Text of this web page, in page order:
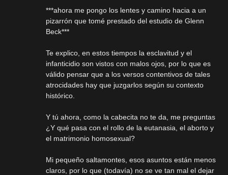
***ahora me pongo los lentes y camino hacia a un
pizarrón que tomé prestado del estudio de Glenn
Beck***
Te explico, en estos tiempos la esclavitud y el
infanticidio son vistos con malos ojos, por lo que es
válido pensar que a los versos contentivos de tales
atrocidades hay que juzgarlos según su contexto
histórico.
Y tú ahora, como la cabecita no te da, me preguntas
¿Y qué pasa con el rollo de la eutanasia, el aborto y
el matrimonio homosexual?
Mi pequeño saltamontes, esos asuntos están menos
claros, por lo que (todavía) no se ve tan mal el dejar